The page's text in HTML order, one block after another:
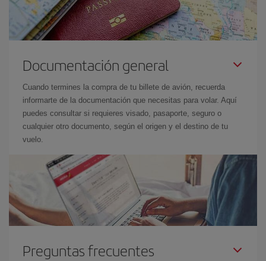
Documentación general
Cuando termines la compra de tu billete de avión, recuerda
informarte de la documentación que necesitas para volar. Aquí
puedes consultar si requieres visado, pasaporte, seguro o
cualquier otro documento, según el origen y el destino de tu
vuelo.
Preguntas frecuentes